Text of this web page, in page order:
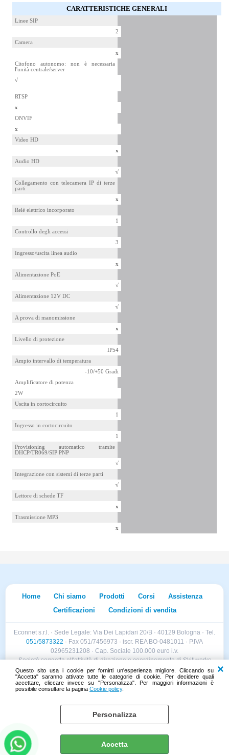
Questo sito usa i cookie per fornirti un'esperienza migliore. Cliccando su
"Accetta" saranno attivate tutte le categorie di cookie. Per decidere quali
accettare, cliccare invece su "Personalizza". Per maggiori informazioni è
possibile consultare la pagina Cookie policy.
Personalizza
Accetta
CARATTERISTICHE GENERALI
Linee SIP
2
Camera
x
Citofono autonomo: non è necessaria
l'unità centrale/server
√
RTSP
x
ONVIF
x
Video HD
x
Audio HD
√
Collegamento con telecamera IP di terze
parti
x
Relè elettrico incorporato
1
Controllo degli accessi
3
Ingresso/uscita linea audio
x
Alimentazione PoE
√
Alimentazione 12V DC
√
A prova di manomissione
x
Livello di protezione
IP54
Ampio intervallo di temperatura
-10/+50 Gradi
Amplificatore di potenza
2W
Uscita in cortocircuito
1
Ingresso in cortocircuito
1
Provisioning automatico tramite
DHCP/TR069/SIP PNP
√
Integrazione con sistemi di terze parti
√
Lettore di schede TF
x
Trasmissione MP3
x
Home Chi siamo Prodotti Corsi
Assistenza
Certificazioni
Condizioni di vendita
Econnet s.r.l. · Sede Legale: Via Dei Lapidari 20/B · 40129 Bologna · Tel.
051/5873322 · Fax 051/7456973 · iscr. REA BO-0481011 · P.IVA
02965231208 · Cap. Sociale 100.000 euro i.v.
Società soggetta all'attività di direzione e coordinamento di Skillworks
Holding s.r.l. · Sede Legale: Via Vittorio Emanuele II 28 · Roncadelle (BS)
- C.F. 04151440981
Cookie policy Preferenze cookie